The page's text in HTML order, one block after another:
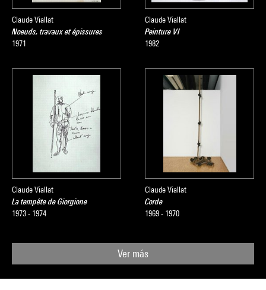
Claude Viallat
Noeuds, travaux et épissures
1971
Claude Viallat
Peinture VI
1982
Claude Viallat
La tempête de Giorgione
1973 - 1974
Claude Viallat
Corde
1969 - 1970
Ver más